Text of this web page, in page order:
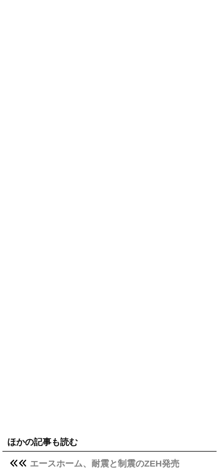
ほかの記事も読む
エースホーム、耐震と制震のZEH発売